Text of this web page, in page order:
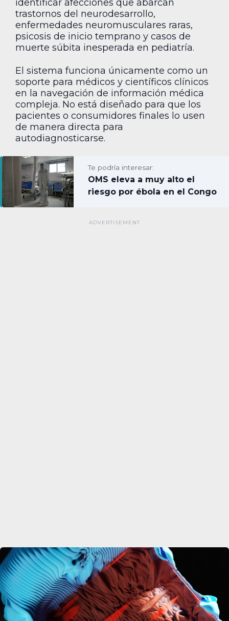
identificar afecciones que abarcan
trastornos del neurodesarrollo,
enfermedades neuromusculares raras,
psicosis de inicio temprano y casos de
muerte súbita inesperada en pediatría.
El sistema funciona únicamente como un
soporte para médicos y científicos clínicos
en la navegación de información médica
compleja. No está diseñado para que los
pacientes o consumidores finales lo usen
de manera directa para
autodiagnosticarse.
Te podría interesar:
OMS eleva a muy alto el
riesgo por ébola en el Congo